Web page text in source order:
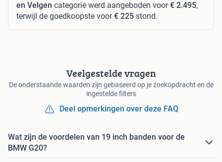
en Velgen categorie werd aangeboden voor€ 2.495,
terwijl de goedkoopste voor€ 225 stond.
Veelgestelde vragen
De onderstaande waarden zijn gebaseerd op je zoekopdracht en de
ingestelde filters
Deel opmerkingen over deze FAQ
Wat zijn de voordelen van 19 inch banden voor de
BMW G20?